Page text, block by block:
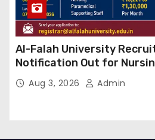
Al-Falah University
Notification Out for
Supporting Staff Posts,
Aug 3, 2026 Admin